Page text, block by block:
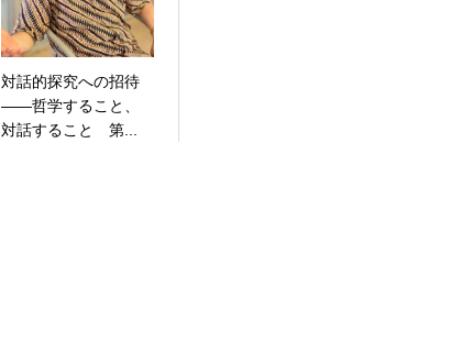
対話的探究への招待
――哲学すること、
対話すること 第...